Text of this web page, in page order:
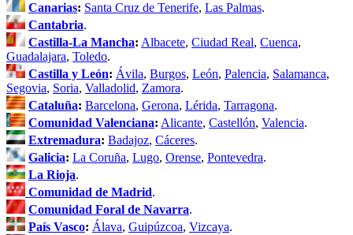
Canarias: Santa Cruz de Tenerife, Las Palmas.
Cantabria.
Castilla-La Mancha: Albacete, Ciudad Real, Cuenca,
Guadalajara, Toledo.
Castilla y León: Ávila, Burgos, León, Palencia, Salamanca,
Segovia, Soria, Valladolid, Zamora.
Cataluña: Barcelona, Gerona, Lérida, Tarragona.
Comunidad Valenciana: Alicante, Castellón, Valencia.
Extremadura: Badajoz, Cáceres.
Galicia: La Coruña, Lugo, Orense, Pontevedra.
La Rioja.
Comunidad de Madrid.
Comunidad Foral de Navarra.
País Vasco: Álava, Guipúzcoa, Vizcaya.